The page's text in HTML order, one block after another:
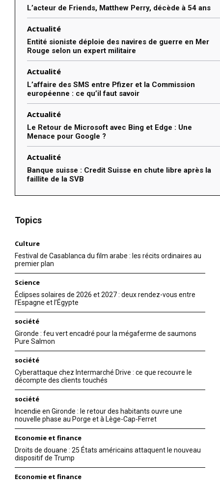
L’acteur de Friends, Matthew Perry, décède à 54 ans
Actualité
Entité sioniste déploie des navires de guerre en Mer
Rouge selon un expert militaire
Actualité
L’affaire des SMS entre Pfizer et la Commission
européenne : ce qu’il faut savoir
Actualité
Le Retour de Microsoft avec Bing et Edge : Une
Menace pour Google ?
Actualité
Banque suisse : Credit Suisse en chute libre après la
faillite de la SVB
Topics
Culture
Festival de Casablanca du film arabe : les récits ordinaires au
premier plan
Science
Éclipses solaires de 2026 et 2027 : deux rendez-vous entre
l’Espagne et l’Égypte
société
Gironde : feu vert encadré pour la mégaferme de saumons
Pure Salmon
société
Cyberattaque chez Intermarché Drive : ce que recouvre le
décompte des clients touchés
société
Incendie en Gironde : le retour des habitants ouvre une
nouvelle phase au Porge et à Lège-Cap-Ferret
Economie et finance
Droits de douane : 25 États américains attaquent le nouveau
dispositif de Trump
Economie et finance